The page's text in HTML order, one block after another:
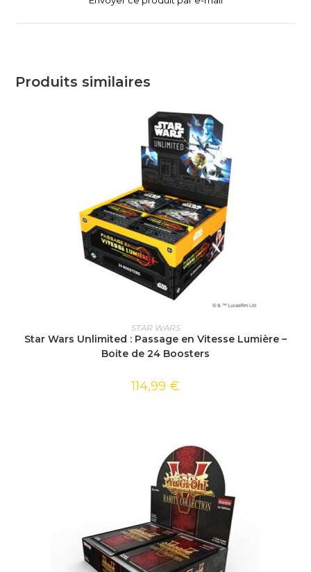
Produits similaires
AJOUTER AU PANIER
STAR WARS
Star Wars Unlimited : Passage en Vitesse Lumière –
Boite de 24 Boosters
114,99 €